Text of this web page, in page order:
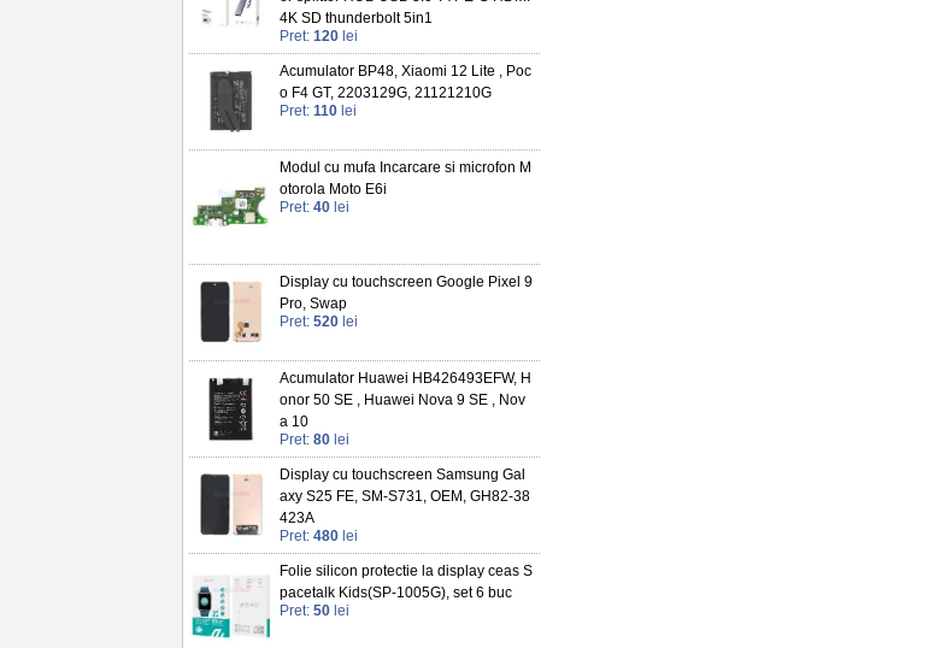
4K SD thunderbolt 5in1
Pret: 120 lei
Acumulator BP48, Xiaomi 12 Lite , Poc
o F4 GT, 2203129G, 21121210G
Pret: 110 lei
Modul cu mufa Incarcare si microfon M
otorola Moto E6i
Pret: 40 lei
Display cu touchscreen Google Pixel 9
Pro, Swap
Pret: 520 lei
Acumulator Huawei HB426493EFW, H
onor 50 SE , Huawei Nova 9 SE , Nov
a 10
Pret: 80 lei
Display cu touchscreen Samsung Gal
axy S25 FE, SM-S731, OEM, GH82-38
423A
Pret: 480 lei
Folie silicon protectie la display ceas S
pacetalk Kids(SP-1005G), set 6 buc
Pret: 50 lei